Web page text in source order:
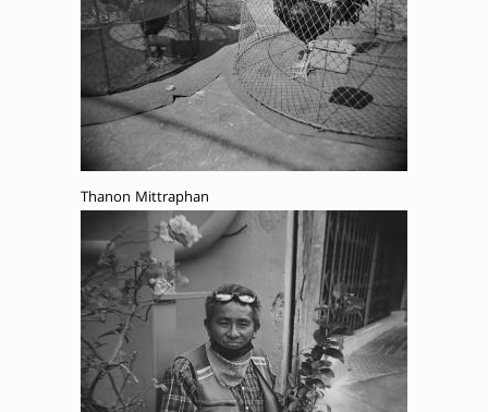
Thanon Mittraphan